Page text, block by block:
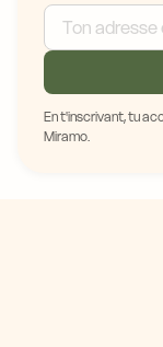
En t'inscrivant, tu
Miramo.